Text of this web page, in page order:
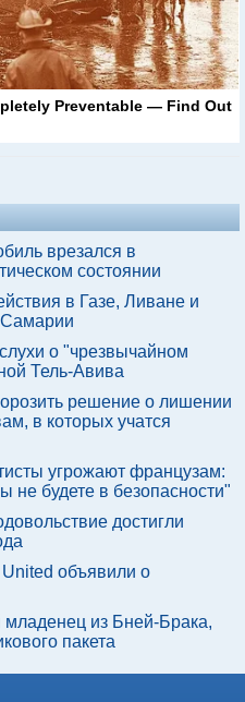
Preventable — Find Out
врезался в
состоянии
в Газе, Ливане и
о "чрезвычайном
Тель-Авива
решение о лишении
в которых учатся
угрожают французам:
не будете в безопасности"
достигли
объявили о
из Бней-Брака,
пакета